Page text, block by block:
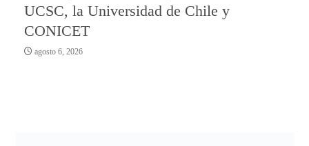
UCSC, la Universidad de Chile y
CONICET
agosto 6, 2026